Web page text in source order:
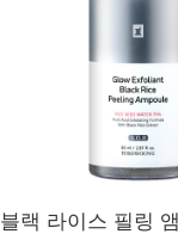
블랙 라이스 필링